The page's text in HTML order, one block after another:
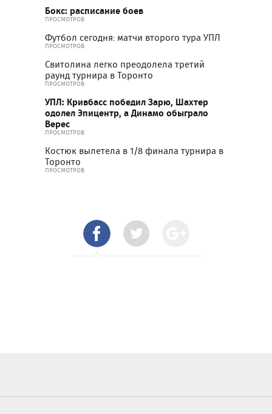
Бокс: расписание боев
ПРОСМОТРОВ
Футбол сегодня: матчи второго тура УПЛ
ПРОСМОТРОВ
Свитолина легко преодолела третий
раунд турнира в Торонто
ПРОСМОТРОВ
УПЛ: Кривбасс победил Зарю, Шахтер
одолел Эпицентр, а Динамо обыграло
Верес
ПРОСМОТРОВ
Костюк вылетела в 1/8 финала турнира в
Торонто
ПРОСМОТРОВ